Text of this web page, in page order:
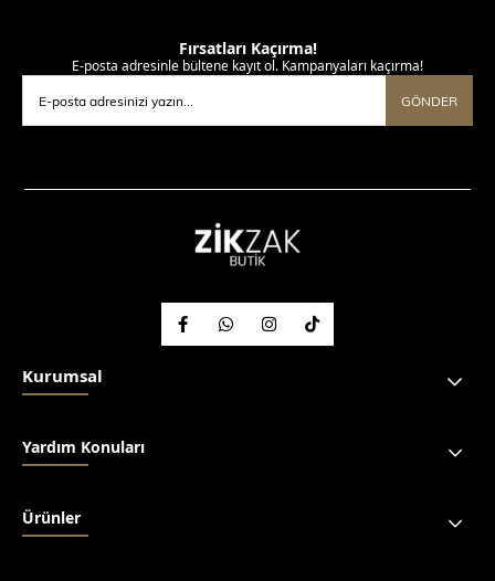
Fırsatları Kaçırma!
E-posta adresinle bültene kayıt ol. Kampanyaları kaçırma!
GÖNDER
Kurumsal
Yardım Konuları
Ürünler